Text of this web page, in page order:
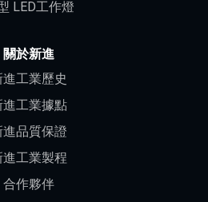
LED工作燈
關於新進
進工業歷史
進工業據點
進品質保證
進工業製程
合作夥伴